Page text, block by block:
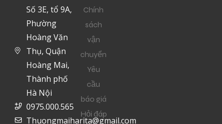
Số 3E, tổ 9A,
Phường
Hoàng Văn
Thụ, Quận
Hoàng Mai,
Thành phố
Hà Nội
0975.000.565
Thuongmaiharita@gmail.com
Chính
sách
vận
chuyển
Yêu
cầu
báo giá
Hỏi đáp